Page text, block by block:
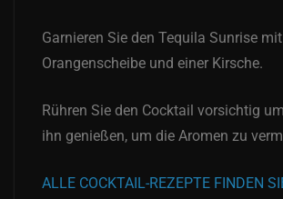
Garnieren Sie den Tequila Sunrise
Orangenscheibe und einer Kirsche.
Rühren Sie den Cocktail vorsichtig
ihn genießen, um die Aromen zu
ALLE COCKTAIL-REZEPTE FINDEN